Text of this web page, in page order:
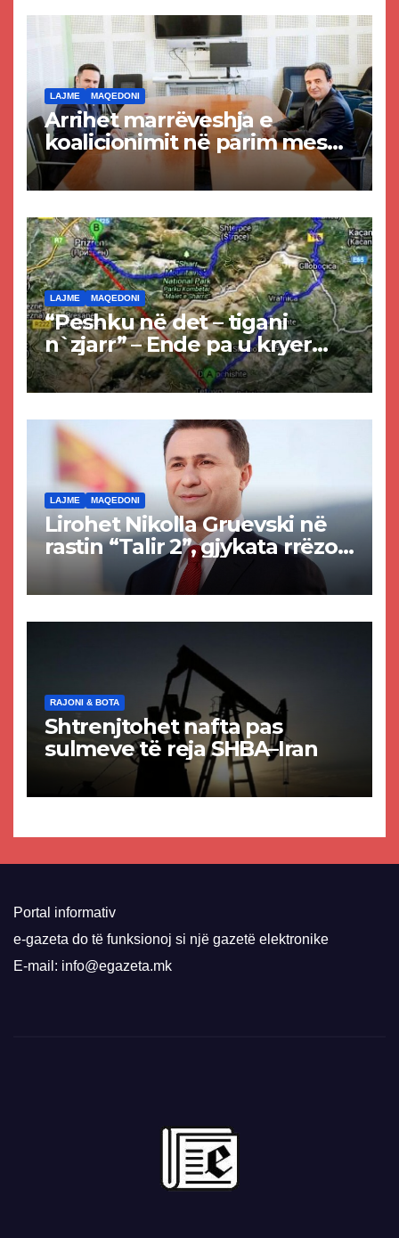
LAJME MAQEDONI
Arrihet marrëveshja e
koalicionimit në parim mes
Kurtit dhe Abdixhikut
LAJME MAQEDONI
“Peshku në det – tigani
n`zjarr” – Ende pa u kryer
projekti i tunelit, komuna e
Tetovës nis punimet për
LAJME MAQEDONI
Lirohet Nikolla Gruevski në
rastin “Talir 2”, gjykata rrëzon
akuzat për ndërtimin e
paligjshëm të selisë së
RAJONI & BOTA
Shtrenjtohet nafta pas
sulmeve të reja SHBA–Iran
Portal informativ
e-gazeta do të funksionoj si një gazetë elektronike
E-mail: info@egazeta.mk